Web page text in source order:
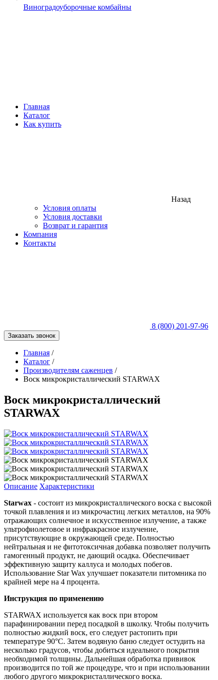
Виноградоуборочные комбайны
Главная
Каталог
Как купить
Назад
Условия оплаты
Условия доставки
Возврат и гарантия
Компания
Контакты
8 (800) 201-97-96
Заказать звонок
Главная /
Каталог /
Производителям саженцев /
Воск микрокристаллический STARWAX
Воск микрокристаллический
STARWAX
Описание Характеристики
Starwax - состоит из микрокристаллического воска с высокой
точкой плавления и из микрочастиц легких металлов, на 90%
отражающих солнечное и искусственное излучение, а также
ультрофиолетовое и инфракрасное излучение,
присутствующие в окружающей среде. Полностью
нейтральная и не фитотоксичная добавка позволяет получить
гамогенный продукт, не дающий осадка. Обеспечивает
эффективную защиту каллуса и молодых побегов.
Использование Star Wax улучшает показатели питомника по
крайней мере на 4 процента.
Инструкция по применению
STARWAX используется как воск при втором
парафинировании перед посадкой в школку. Чтобы получить
полностью жидкий воск, его следует растопить при
температуре 90°C. Затем водяную баню следует остудить на
несколько градусов, чтобы добиться идеального покрытия
необходимой толщины. Дальнейшая обработка прививок
производится по той же процедуре, что и при использовании
любого другого микрокристаллического воска.